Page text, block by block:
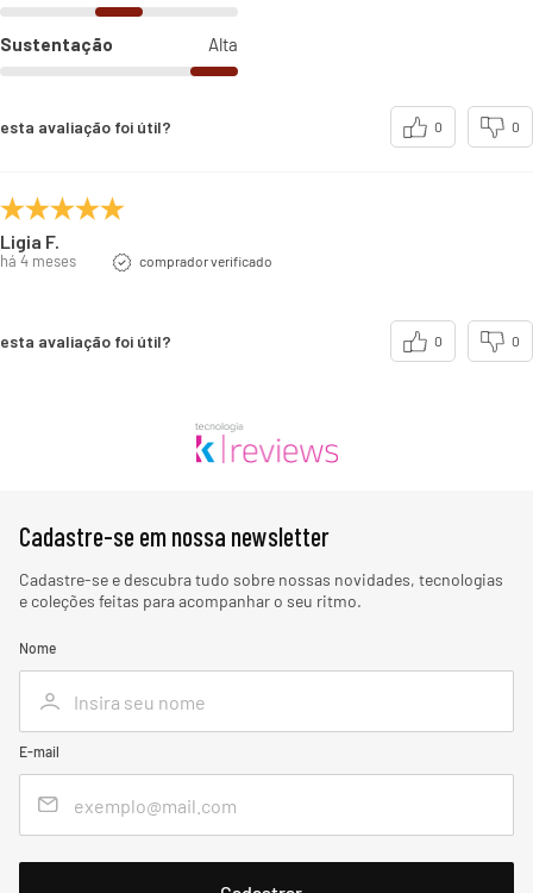
Sustentação Alta
esta avaliação foi útil? 0 0
Ligia F.
há 4 meses comprador verificado
esta avaliação foi útil? 0 0
Cadastre-se em nossa newsletter
Cadastre-se e descubra tudo sobre nossas novidades, tecnologias
e coleções feitas para acompanhar o seu ritmo.
Nome
E-mail